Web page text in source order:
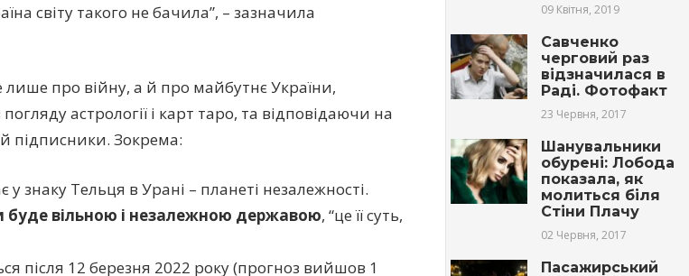
світу такого не бачила”, – зазначила
про війну, а й про майбутнє України,
астрології і карт таро, та відповідаючи на
підписники. Зокрема:
у знаку Тельця в Урані – планеті незалежності.
буде вільною і незалежною державою, “це її суть,
після 12 березня 2022 року (прогноз вийшов 1
09 Квітня, 2019
Савченко
черговий раз
відзначилася в
Раді. Фотофакт
23 Червня, 2017
Шанувальники
обурені: Лобода
показала, як
молиться біля
Стіни Плачу
02 Червня, 2017
Пасажирський